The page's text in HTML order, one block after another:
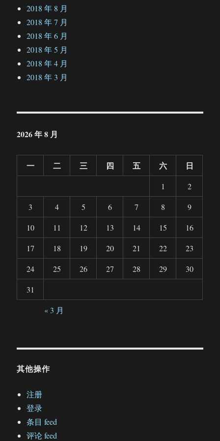
2018 年 8 月
2018 年 7 月
2018 年 6 月
2018 年 5 月
2018 年 4 月
2018 年 3 月
2026 年 8 月
一 二 三 四 五 六 日
1
2
3
4 5 6 7 8
9
10
11 12 13 14 15
16
17
18 19 20 21 22
23
24
25 26 27 28 29
30
31
« 3 月
其他操作
注册
登录
条目 feed
评论 feed